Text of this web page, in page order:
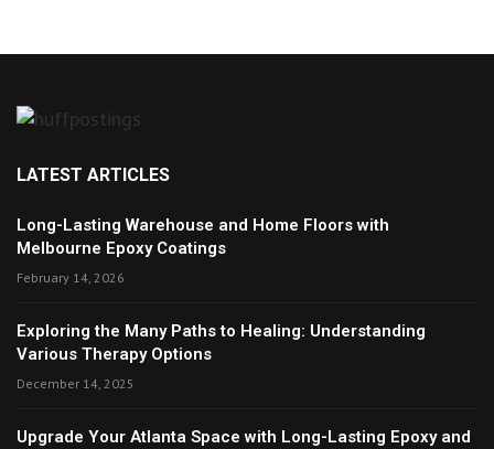
LATEST ARTICLES
Long-Lasting Warehouse and Home Floors with
Melbourne Epoxy Coatings
February 14, 2026
Exploring the Many Paths to Healing: Understanding
Various Therapy Options
December 14, 2025
Upgrade Your Atlanta Space with Long-Lasting Epoxy and